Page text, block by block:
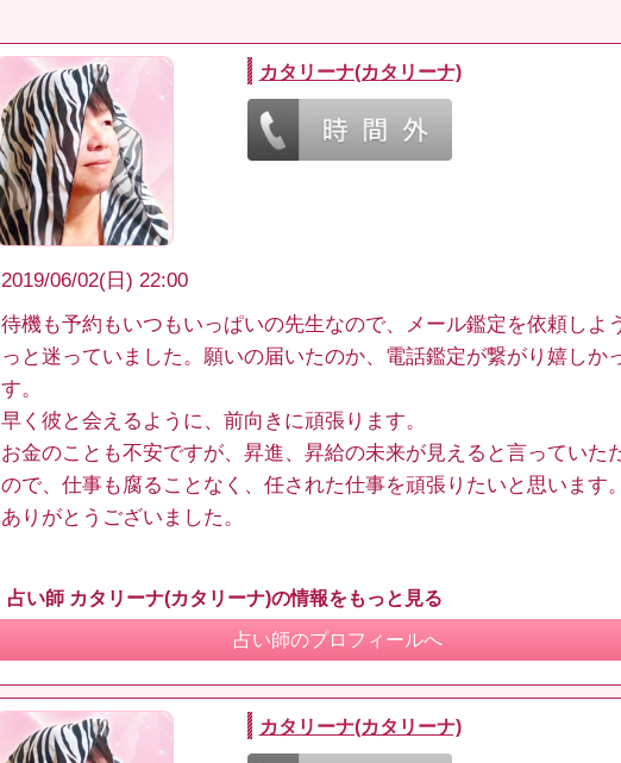
カタリーナ(カタリーナ)
2019/06/02(日) 22:00
待機も予約もいつもいっぱいの先生なので、メール鑑定を依頼しよ
っと迷っていました。願いの届いたのか、電話鑑定が繋がり嬉しか
す。
早く彼と会えるように、前向きに頑張ります。
お金のことも不安ですが、昇進、昇給の未来が見えると言っていた
ので、仕事も腐ることなく、任された仕事を頑張りたいと思います。
ありがとうございました。
占い師 カタリーナ(カタリーナ)の情報をもっと見る
占い師のプロフィールへ
カタリーナ(カタリーナ)